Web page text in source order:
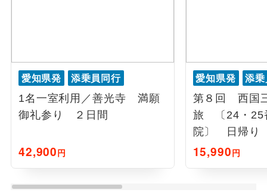
愛知県発 添乗員同行
1名一室利用／善光寺 満願
御礼参り ２日間
42,900円
愛知県発 添
第８回 西国
旅 〔24・25
院〕 日帰り
15,990円